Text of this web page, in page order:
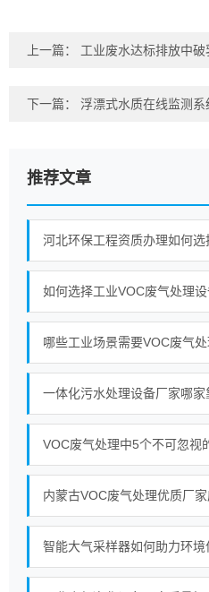
上一篇： 工业废水达标排放中
下一篇： 浮漂式水质在线监测系
推荐文章
河北环保工程资质办理如何选
如何选择工业VOC废气处理
哪些工业场景需要VOC废气
VOC废气处理中5个不可忽视
内蒙古VOC废气处理优质厂
智能大气采样器如何助力环